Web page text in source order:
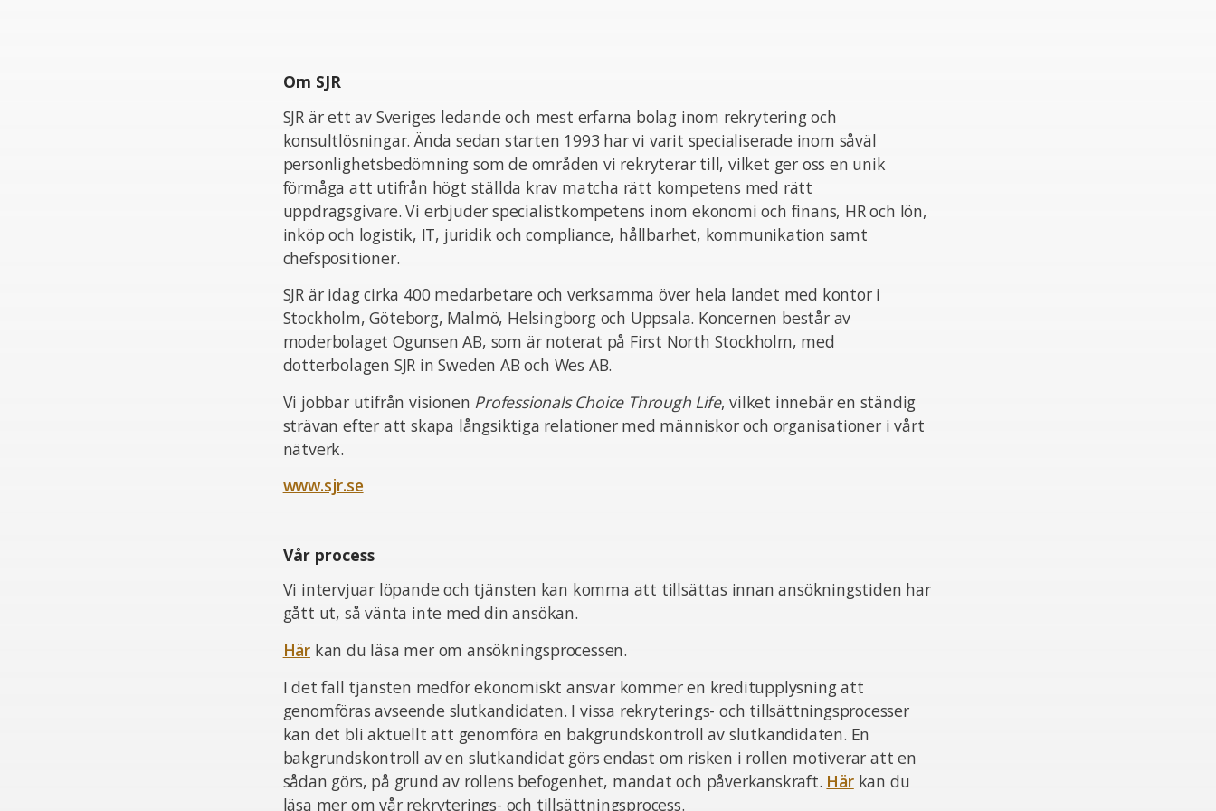
Om SJR
SJR är ett av Sveriges ledande och mest erfarna bolag inom rekrytering och
konsultlösningar. Ända sedan starten 1993 har vi varit specialiserade inom såväl
personlighetsbedömning som de områden vi rekryterar till, vilket ger oss en unik
förmåga att utifrån högt ställda krav matcha rätt kompetens med rätt
uppdragsgivare. Vi erbjuder specialistkompetens inom ekonomi och finans, HR och lön,
inköp och logistik, IT, juridik och compliance, hållbarhet, kommunikation samt
chefspositioner.
SJR är idag cirka 400 medarbetare och verksamma över hela landet med kontor i
Stockholm, Göteborg, Malmö, Helsingborg och Uppsala. Koncernen består av
moderbolaget Ogunsen AB, som är noterat på First North Stockholm, med
dotterbolagen SJR in Sweden AB och Wes AB.
Vi jobbar utifrån visionen Professionals Choice Through Life, vilket innebär en ständig
strävan efter att skapa långsiktiga relationer med människor och organisationer i vårt
nätverk.
www.sjr.se
Vår process
Vi intervjuar löpande och tjänsten kan komma att tillsättas innan ansökningstiden har
gått ut, så vänta inte med din ansökan.
Härkan du läsa mer om ansökningsprocessen.
I det fall tjänsten medför ekonomiskt ansvar kommer en kreditupplysning att
genomföras avseende slutkandidaten. I vissa rekryterings- och tillsättningsprocesser
kan det bli aktuellt att genomföra en bakgrundskontroll av slutkandidaten. En
bakgrundskontroll av en slutkandidat görs endast om risken i rollen motiverar att en
sådan görs, på grund av rollens befogenhet, mandat och påverkanskraft. Härkan du
läsa mer om vår rekryterings- och tillsättningsprocess.